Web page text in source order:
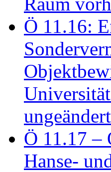
Ö 11.16:
Ö 11.17 –
Hanse-